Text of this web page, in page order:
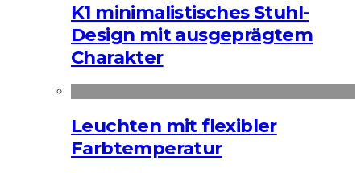
K1 minimalistisches Stuhl-
Design mit ausgeprägtem
Charakter
Leuchten mit flexibler
Farbtemperatur